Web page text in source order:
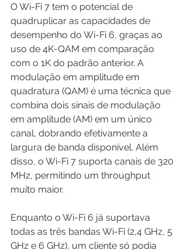
O Wi-Fi 7 tem o potencial de
quadruplicar as capacidades de
desempenho do Wi-Fi 6, graças ao
uso de 4K-QAM em comparação
com o 1K do padrão anterior. A
modulação em amplitude em
quadratura (QAM) é uma técnica que
combina dois sinais de modulação
em amplitude (AM) em um único
canal, dobrando efetivamente a
largura de banda disponível. Além
disso, o Wi-Fi 7 suporta canais de 320
MHz, permitindo um throughput
muito maior.
Enquanto o Wi-Fi 6 já suportava
todas as três bandas Wi-Fi (2,4 GHz, 5
GHz e 6 GHz), um cliente só podia